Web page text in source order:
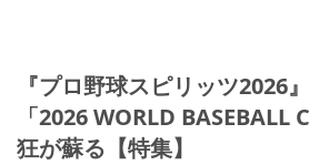
『プロ野球スピリッツ2026
「2026 WORLD BASEBALL
狂が蘇る【特集】